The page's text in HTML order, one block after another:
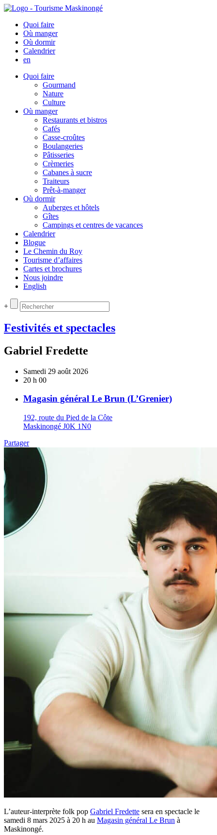
Quoi faire
Où manger
Où dormir
Calendrier
en
Quoi faire
Gourmand
Nature
Culture
Où manger
Restaurants et bistros
Cafés
Casse-croûtes
Boulangeries
Pâtisseries
Crèmeries
Cabanes à sucre
Traiteurs
Prêt-à-manger
Où dormir
Auberges et hôtels
Gîtes
Campings et centres de vacances
Calendrier
Blogue
Le Chemin du Roy
Tourisme d’affaires
Cartes et brochures
Nous joindre
English
+
Festivités et spectacles
Gabriel Fredette
Samedi 29 août 2026
20 h 00
Magasin général Le Brun (L’Grenier)
192, route du Pied de la Côte
Maskinongé J0K 1N0
Partager
L’auteur-interprète folk pop Gabriel Fredette sera en spectacle le
samedi 8 mars 2025 à 20 h au Magasin général Le Brun à
Maskinongé.